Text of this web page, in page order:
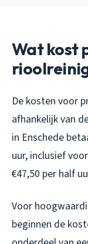
Wat kost
De kosten voor
afhankelijk van
in Enschede
uur, inclusief
€47,50 per half
Voor
beginnen de